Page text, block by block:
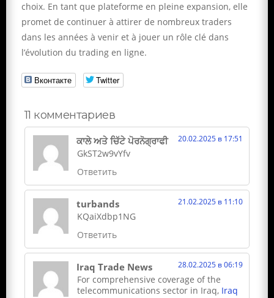
choix. En tant que plateforme en pleine expansion, elle
promet de continuer à attirer de nombreux traders
dans les années à venir et à jouer un rôle clé dans
l’évolution du trading en ligne.
Вконтакте Twitter
11 комментариев
ਕਾਲੇ ਅਤੇ ਚਿੱਟੇ ਪੋਰਨੋਗ੍ਰਾਫੀ 20.02.2025 в 17:51
GkST2w9vYfv
Ответить
turbands 21.02.2025 в 11:10
KQaiXdbp1NG
Ответить
Iraq Trade News 28.02.2025 в 06:19
For comprehensive coverage of the
telecommunications sector in Iraq, Iraq